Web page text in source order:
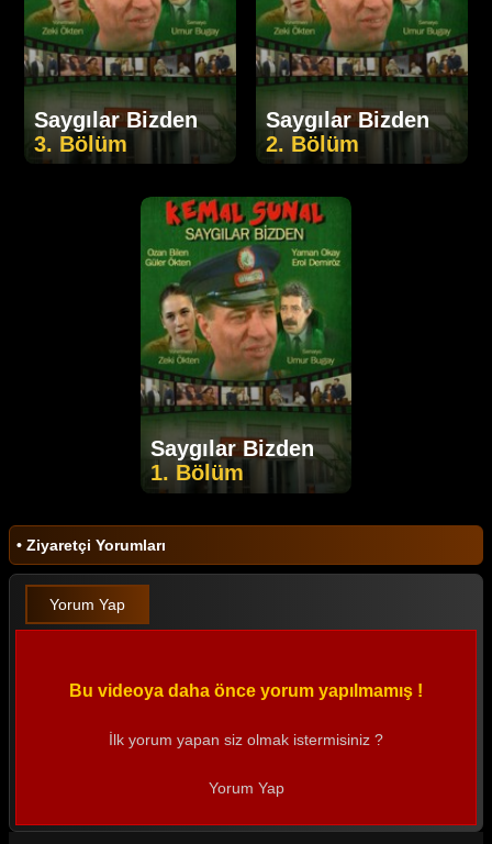
Saygılar Bizden
3. Bölüm
Saygılar Bizden
2. Bölüm
Saygılar Bizden
1. Bölüm
• Ziyaretçi Yorumları
Yorum Yap
Bu videoya daha önce yorum yapılmamış !
İlk yorum yapan siz olmak istermisiniz ?
Yorum Yap